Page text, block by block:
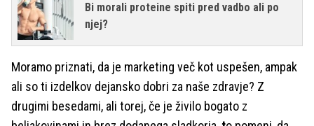
Bi morali proteine spiti pred vadbo ali po
njej?
Moramo priznati, da je marketing več kot uspešen, ampak
ali so ti izdelkov dejansko dobri za naše zdravje? Z
drugimi besedami, ali torej, če je živilo bogato z